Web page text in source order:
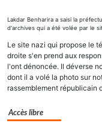
Lakdar Benharira a saisi la
d'archives qui a été volée par le
Le site nazi qui propose le
droite s'en prend aux
l'ont dénoncée. Il déverse
dont il a volé la photo sur
rassemblement républicain
Accès libre